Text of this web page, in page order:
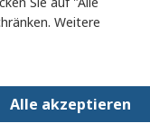
vergleichen
Weitere
Alle akzeptieren